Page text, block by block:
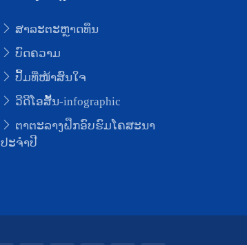
ສາລະຕະຫຼາດທຶນ
ບົດຄວາມ
ປຶ້ມທີ່ໜ້າສົນໃຈ
ວີດີໂອສັ້ນ-infographic
ຕາຕະລາງຝຶກອົບຮົມໂຄສະນາ
ປະຈຳປີ